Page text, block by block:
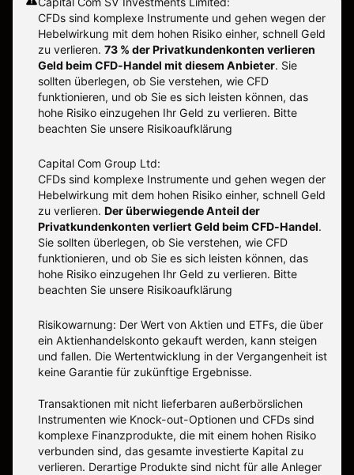
CFDs sind komplexe Instrumente und gehen wegen der
Hebelwirkung mit dem hohen Risiko einher, schnell Geld
zu verlieren. 73 % der Privatkundenkonten verlieren
Geld beim CFD-Handel mit diesem Anbieter. Sie
sollten überlegen, ob Sie verstehen, wie CFD
funktionieren, und ob Sie es sich leisten können, das
hohe Risiko einzugehen Ihr Geld zu verlieren. Bitte
beachten Sie unsere Risikoaufklärung
Capital Com Group Ltd:
CFDs sind komplexe Instrumente und gehen wegen der
Hebelwirkung mit dem hohen Risiko einher, schnell Geld
zu verlieren. Der überwiegende Anteil der
Privatkundenkonten verliert Geld beim CFD-Handel.
Sie sollten überlegen, ob Sie verstehen, wie CFD
funktionieren, und ob Sie es sich leisten können, das
hohe Risiko einzugehen Ihr Geld zu verlieren. Bitte
beachten Sie unsere Risikoaufklärung
Risikowarnung: Der Wert von Aktien und ETFs, die über
ein Aktienhandelskonto gekauft werden, kann steigen
und fallen. Die Wertentwicklung in der Vergangenheit ist
keine Garantie für zukünftige Ergebnisse.
Transaktionen mit nicht lieferbaren außerbörslichen
Instrumenten wie Knock-out-Optionen und CFDs sind
komplexe Finanzprodukte, die mit einem hohen Risiko
verbunden sind, das gesamte investierte Kapital zu
verlieren. Derartige Produkte sind nicht für alle Anleger